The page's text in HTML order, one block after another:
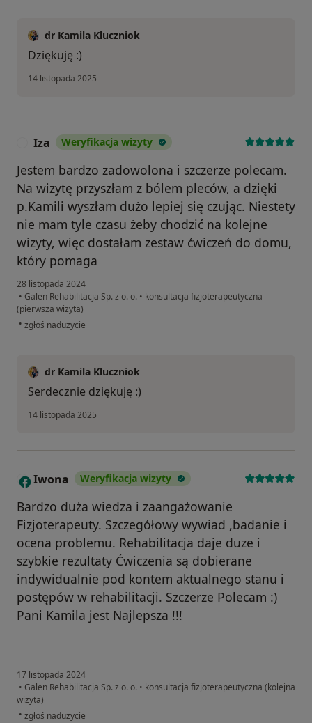
dr Kamila Kluczniok
Dziękuję :)
14 listopada 2025
Iza Weryfikacja wizyty
Jestem bardzo zadowolona i szczerze polecam.
Na wizytę przyszłam z bólem pleców, a dzięki
p.Kamili wyszłam dużo lepiej się czując. Niestety
nie mam tyle czasu żeby chodzić na kolejne
wizyty, więc dostałam zestaw ćwiczeń do domu,
który pomaga
28 listopada 2024
• Galen Rehabilitacja Sp. z o. o. • konsultacja fizjoterapeutyczna
(pierwsza wizyta)
• w opinii użytkownika Iza
zgłoś nadużycie
dr Kamila Kluczniok
Serdecznie dziękuję :)
14 listopada 2025
I Iwona Weryfikacja wizyty
Bardzo duża wiedza i zaangażowanie
Fizjoterapeuty. Szczegółowy wywiad ,badanie i
ocena problemu. Rehabilitacja daje duze i
szybkie rezultaty Ćwiczenia są dobierane
indywidualnie pod kontem aktualnego stanu i
postępów w rehabilitacji. Szczerze Polecam :)
Pani Kamila jest Najlepsza !!!
17 listopada 2024
• Galen Rehabilitacja Sp. z o. o. • konsultacja fizjoterapeutyczna (kolejna
wizyta)
• w opinii użytkownika Iwona
zgłoś nadużycie